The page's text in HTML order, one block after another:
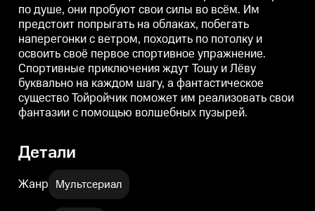
Тойройчик поможет им
реализовать свои фантазии с
помощью волшебных пузырей.
Тойройчик поможет им
реализовать свои фантазии с
помощью волшебных пузырей.
по душе, они пробуют свои силы во всём. Им
предстоит попрыгать на облаках, побегать
наперегонки с ветром, походить по потолку и
освоить своё первое спортивное упражнение.
Спортивные приключения ждут Тошу и Лёву
буквально на каждом шагу, а фантастическое
существо Тойройчик поможет им реализовать свои
фантазии с помощью волшебных пузырей.
Детали
Жанр Мультсериал